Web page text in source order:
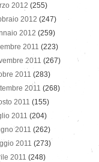
2012 (255)
2012 (247)
2012 (259)
2011 (223)
2011 (267)
2011 (283)
2011 (268)
2011 (155)
2011 (204)
2011 (262)
2011 (273)
2011 (248)